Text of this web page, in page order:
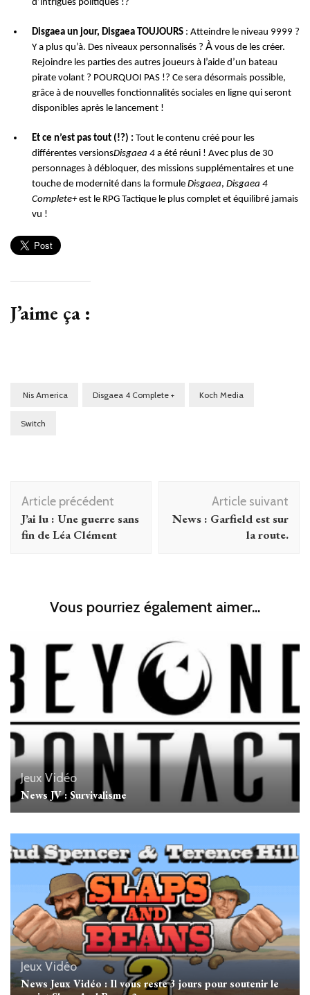
d’intrigues politiques !?
Disgaea un jour, Disgaea TOUJOURS: Atteindre le niveau 9999 ?
Y a plus qu’à. Des niveaux personnalisés ? À vous de les créer.
Rejoindre les parties des autres joueurs à l’aide d’un bateau
pirate volant ? POURQUOI PAS !? Ce sera désormais possible,
grâce à de nouvelles fonctionnalités sociales en ligne qui seront
disponibles après le lancement !
Et ce n’est pas tout (!?) : Tout le contenu créé pour les
différentes versionsDisgaea 4 a été réuni ! Avec plus de 30
personnages à débloquer, des missions supplémentaires et une
touche de modernité dans la formule Disgaea, Disgaea 4
Complete+ est le RPG Tactique le plus complet et équilibré jamais
vu !
J’aime ça :
Nis America Disgaea 4 Complete + Koch Media
Switch
Navigation
d'article
Article précédent
J’ai lu : Une guerre sans
fin de Léa Clément
Article suivant
News : Garfield est sur
la route.
Vous pourriez également aimer...
Jeux Vidéo
News JV : Survivalisme
Jeux Vidéo
News Jeux Vidéo : Il vous reste 3 jours pour soutenir le